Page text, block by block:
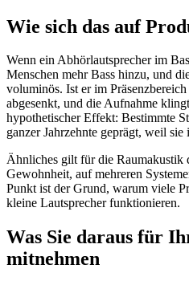
Wie sich das auf
Wenn ein Abhörlautsprecher im
Menschen mehr Bass hinzu, und
voluminös. Ist er im
abgesenkt, und die Aufnahme
hypothetischer Effekt: Bestimmte
ganzer Jahrzehnte geprägt, weil
Ähnliches gilt für die Raumakustik
Gewohnheit, auf mehreren
Punkt ist der Grund, warum viele
kleine Lautsprecher funktionieren.
Was Sie daraus für
mitnehmen